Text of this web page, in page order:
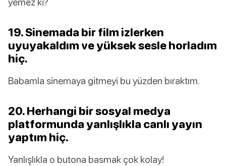
19. Sinemada bir film izlerken
uyuyakaldım ve yüksek sesle horladım
hiç.
Babamla sinemaya gitmeyi bu yüzden bıraktım.
20. Herhangi bir sosyal medya
platformunda yanlışlıkla canlı yayın
yaptım hiç.
Yanlışlıkla o butona basmak çok kolay!